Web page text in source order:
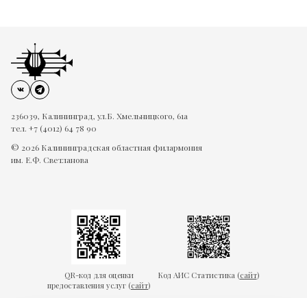
236039, Калининград, ул.Б. Хмельницкого, 61а
тел. +7 (4012) 64 78 90
© 2026 Калининградская областная филармония
им. Е.Ф. Светланова
QR-код для оценки
предоставления услуг (сайт)
Код АИС Статистика (сайт)